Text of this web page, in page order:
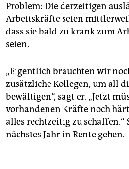
Problem: Die derzeitigen
Arbeitskräfte seien
dass sie bald zu krank zum
seien.
„Eigentlich bräuchten wir
zusätzliche Kollegen, um all
bewältigen“, sagt er. „Jetzt
vorhandenen Kräfte noch
alles rechtzeitig zu schaffen.“
nächstes Jahr in Rente gehen.